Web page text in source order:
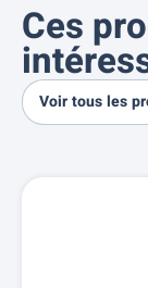
Ces
Voir tous les